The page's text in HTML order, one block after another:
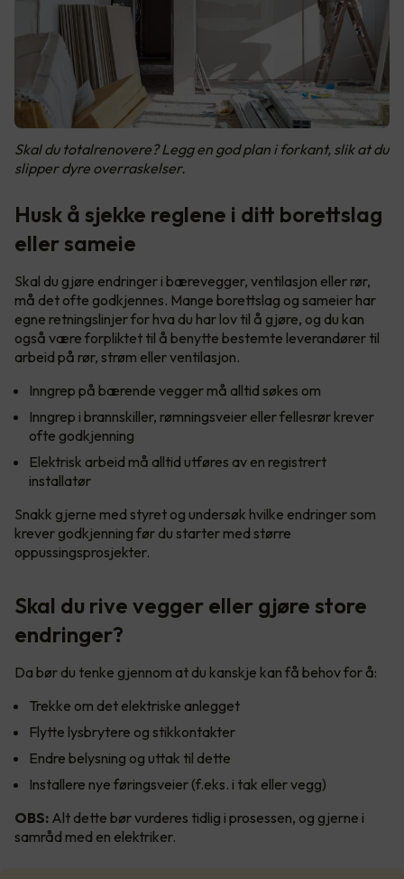
Skal du totalrenovere? Legg en god plan i forkant, slik at du
slipper dyre overraskelser.
Husk å sjekke reglene i ditt borettslag
eller sameie
Skal du gjøre endringer i bærevegger, ventilasjon eller rør,
må det ofte godkjennes. Mange borettslag og sameier har
egne retningslinjer for hva du har lov til å gjøre, og du kan
også være forpliktet til å benytte bestemte leverandører til
arbeid på rør, strøm eller ventilasjon.
Inngrep på bærende vegger må alltid søkes om
Inngrep i brannskiller, rømningsveier eller fellesrør krever
ofte godkjenning
Elektrisk arbeid må alltid utføres av en registrert
installatør
Snakk gjerne med styret og undersøk hvilke endringer som
krever godkjenning før du starter med større
oppussingsprosjekter.
Skal du rive vegger eller gjøre store
endringer?
Da bør du tenke gjennom at du kanskje kan få behov for å:
Trekke om det elektriske anlegget
Flytte lysbrytere og stikkontakter
Endre belysning og uttak til dette
Installere nye føringsveier (f.eks. i tak eller vegg)
OBS: Alt dette bør vurderes tidlig i prosessen, og gjerne i
samråd med en elektriker.